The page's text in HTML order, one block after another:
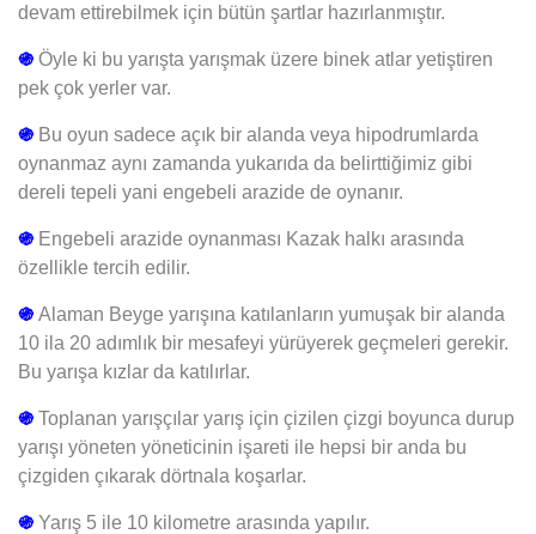
devam ettirebilmek için bütün şartlar hazırlanmıştır.
֍ Öyle ki bu yarışta yarışmak üzere binek atlar yetiştiren
pek çok yerler var.
֍ Bu oyun sadece açık bir alanda veya hipodrumlarda
oynanmaz aynı zamanda yukarıda da belirttiğimiz gibi
dereli tepeli yani engebeli arazide de oynanır.
֍ Engebeli arazide oynanması Kazak halkı arasında
özellikle tercih edilir.
֍ Alaman Beyge yarışına katılanların yumuşak bir alanda
10 ila 20 adımlık bir mesafeyi yürüyerek geçmeleri gerekir.
Bu yarışa kızlar da katılırlar.
֍ Toplanan yarışçılar yarış için çizilen çizgi boyunca durup
yarışı yöneten yöneticinin işareti ile hepsi bir anda bu
çizgiden çıkarak dörtnala koşarlar.
֍ Yarış 5 ile 10 kilometre arasında yapılır.